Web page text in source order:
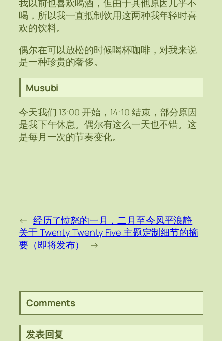
我以前也喜欢喝酒，但由于其他原因几乎不
喝，所以我一直抵制饮用这两种我年轻时喜
欢的饮料。
偶尔在可以放松的时候喝杯咖啡，对我来说
是一种珍贵的奢侈。
Musubi
今天我们 13:00 开始，14:10 结束，部分原因
是我下午休息。偶尔有这么一天也不错。这
是每月一次的节奏变化。
← 经历了愤怒的一月，二月至今风平浪静
关于 Twenty Twenty Five 主题定制细节的摘
要（即将发布）
→
Comments
发表回复